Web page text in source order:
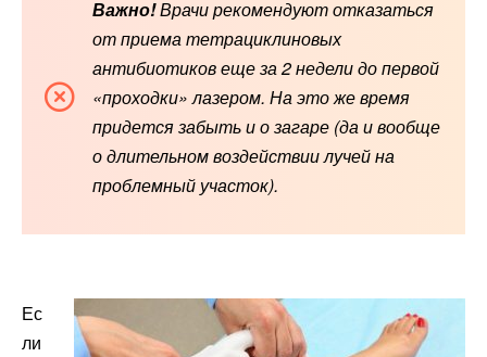
Важно!Врачи рекомендуют отказаться
от приема тетрациклиновых
антибиотиков еще за 2 недели до первой
«проходки» лазером. На это же время
придется забыть и о загаре (да и вообще
о длительном воздействии лучей на
проблемный участок).
Ес
ли